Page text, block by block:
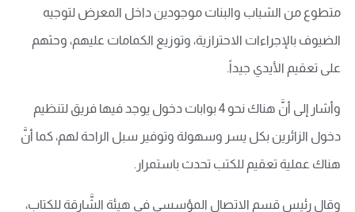
متطوع من الشباب والبنات موجودين داخل المعرض لتوجيه
الضيوف بالإجراءات الاحترازية، وتوزيع الكمامات عليهم، وحثهم
على تعقيم الأيدي جيداً.
وأشار إلى أنَّ هناك نحو 4 بوابات دخول يوجد فيها فريق لتنظيم
دخول الزائرين بكل يسر وسهولة وتوفير سبل الراحة لهم، كما أنَّ
هناك عملية تعقيم للكتب تحدث باستمرار.
وقال رئيس قسم الاتصال المؤسسي في هيئة الشَّارقة للكتاب،